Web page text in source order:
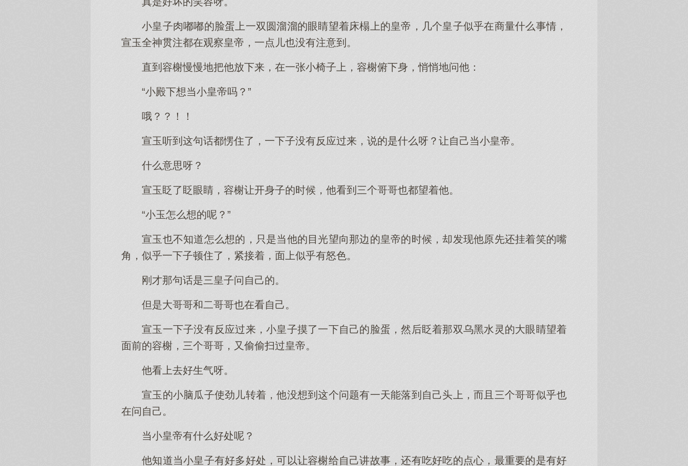
小皇子肉嘟嘟的脸蛋上一双圆溜溜的眼睛望着床榻上的皇帝，几个皇子似乎在商量什么事情，
宣玉全神贯注都在观察皇帝，一点儿也没有注意到。
直到容榭慢慢地把他放下来，在一张小椅子上，容榭俯下身，悄悄地问他：
“小殿下想当小皇帝吗？”
哦？？！！
宣玉听到这句话都愣住了，一下子没有反应过来，说的是什么呀？让自己当小皇帝。
什么意思呀？
宣玉眨了眨眼睛，容榭让开身子的时候，他看到三个哥哥也都望着他。
“小玉怎么想的呢？”
宣玉也不知道怎么想的，只是当他的目光望向那边的皇帝的时候，却发现他原先还挂着笑的嘴
角，似乎一下子顿住了，紧接着，面上似乎有怒色。
刚才那句话是三皇子问自己的。
但是大哥哥和二哥哥也在看自己。
宣玉一下子没有反应过来，小皇子摸了一下自己的脸蛋，然后眨着那双乌黑水灵的大眼睛望着
面前的容榭，三个哥哥，又偷偷扫过皇帝。
他看上去好生气呀。
宣玉的小脑瓜子使劲儿转着，他没想到这个问题有一天能落到自己头上，而且三个哥哥似乎也
在问自己。
当小皇帝有什么好处呢？
他知道当小皇子有好多好处，可以让容榭给自己讲故事，还有吃好吃的点心，最重要的是有好